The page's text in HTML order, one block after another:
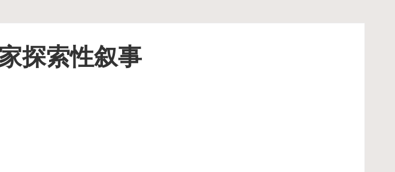
探索性叙事